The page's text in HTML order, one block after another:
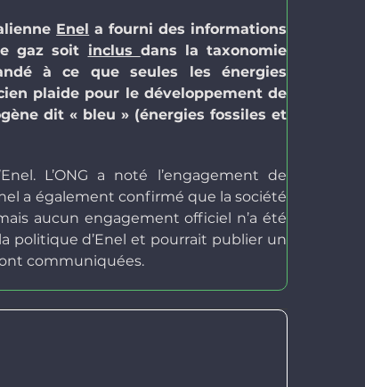
Enel a fourni des informations
gaz soit inclus dans la taxonomie
à ce que seules les énergies
plaide pour le développement de
dit « bleu » (énergies fossiles et
L’ONG a noté l’engagement de
a également confirmé que la société
aucun engagement officiel n’a été
politique d’Enel et pourrait publier un
communiquées.